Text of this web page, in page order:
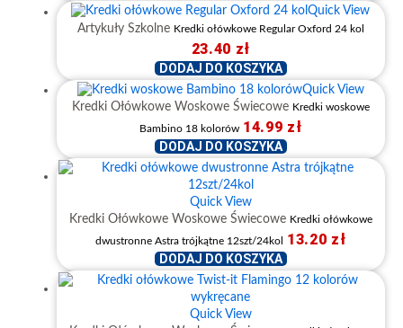
Quick View
Artykuły Szkolne Kredki ołówkowe Regular Oxford 24 kol
23.40 zł
DODAJ DO KOSZYKA
Quick View
Kredki Ołówkowe Woskowe Świecowe Kredki woskowe
Bambino 18 kolorów 14.99 zł
DODAJ DO KOSZYKA
Quick View
Kredki Ołówkowe Woskowe Świecowe Kredki ołówkowe
dwustronne Astra trójkątne 12szt/24kol
13.20 zł
DODAJ DO KOSZYKA
Quick View